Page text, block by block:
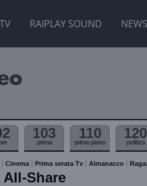
TV RAIPLAY SOUND NEWS
103
prima
110
primo piano
120
politica
Cinema Prima serata Tv Almanacco
Share